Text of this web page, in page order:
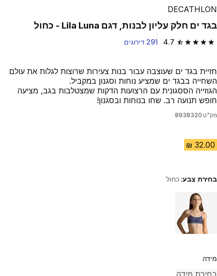
DECATHLON
בגד ים חלק עליון לבנות, דגם Lila Luna - כחול
4.7 4.7 out of 5 stars from 291 reviews 291 דירוגים
חזיית בגד ים שעוצבה עבור בנות צעירות שרוצות לגלות את עולם
השחייה בבגד ים שמציע נוחות וסגנון במקביל.
הגוזייה הססגונית עם הרצועות הדקות שמצטלבות בגב, מציעה
חופש תנועה רב. שחו בנוחות ובסגנון!
מק"ט 8938320
בחירת צבע:כחול
Choose a variant
מידה